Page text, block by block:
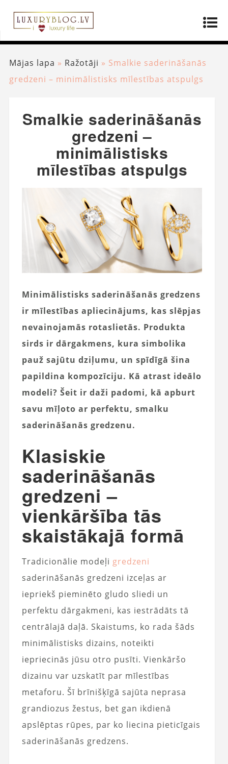
Mājas lapa » Ražotāji » Smalkie saderināšanās
gredzeni – minimālistisks mīlestības atspulgs
Smalkie saderināšanās
gredzeni –
minimālistisks
mīlestības atspulgs
Minimālistisks saderināšanās gredzens
ir mīlestības apliecinājums, kas slēpjas
nevainojamās rotaslietās. Produkta
sirds ir dārgakmens, kura simbolika
pauž sajūtu dziļumu, un spīdīgā šina
papildina kompozīciju. Kā atrast ideālo
modeli? Šeit ir daži padomi, kā apburt
savu mīļoto ar perfektu, smalku
saderināšanās gredzenu.
Klasiskie
saderināšanās
gredzeni –
vienkāršība tās
skaistākajā formā
Tradicionālie modeļi gredzeni
saderināšanās gredzeni izceļas ar
iepriekš pieminēto gludo sliedi un
perfektu dārgakmeni, kas iestrādāts tā
centrālajā daļā. Skaistums, ko rada šāds
minimālistisks dizains, noteikti
iepriecinās jūsu otro pusīti. Vienkāršo
dizainu var uzskatīt par mīlestības
metaforu. Šī brīnišķīgā sajūta neprasa
grandiozus žestus, bet gan ikdienā
apslēptas rūpes, par ko liecina pieticīgais
saderināšanās gredzens.